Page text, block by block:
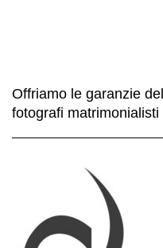
Offriamo le garanzie
fotografi matrimonialisti